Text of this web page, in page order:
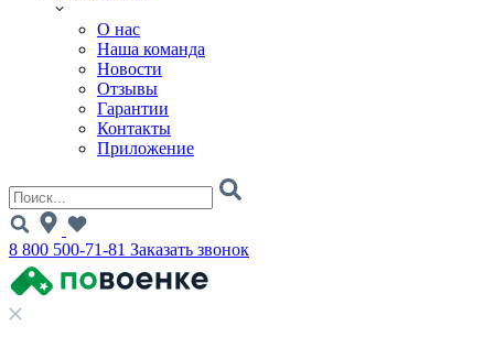
О нас
Наша команда
Новости
Отзывы
Гарантии
Контакты
Приложение
8 800 500-71-81 Заказать звонок